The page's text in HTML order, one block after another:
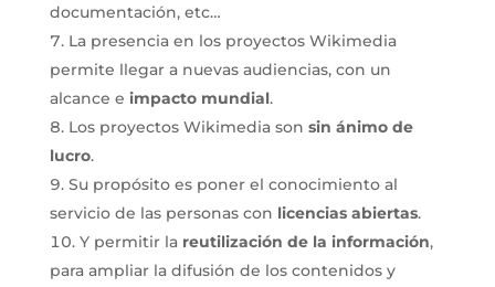
documentación, etc…
La presencia en los proyectos Wikimedia
permite llegar a nuevas audiencias, con un
alcance e impacto mundial.
Los proyectos Wikimedia son sin ánimo de
lucro.
Su propósito es poner el conocimiento al
servicio de las personas con licencias abiertas.
Y permitir la reutilización de la información,
para ampliar la difusión de los contenidos y